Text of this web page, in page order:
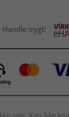
Handle trygt!
salg. Kan ikke